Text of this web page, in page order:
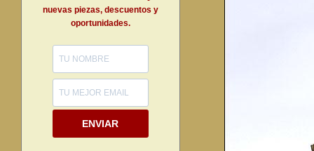
nuevas piezas, descuentos y
oportunidades.
ENVIAR